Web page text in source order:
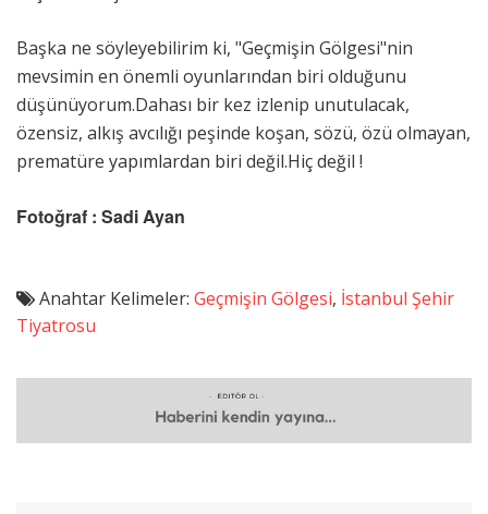
Başka ne söyleyebilirim ki, "Geçmişin Gölgesi"nin
mevsimin en önemli oyunlarından biri olduğunu
düşünüyorum.Dahası bir kez izlenip unutulacak,
özensiz, alkış avcılığı peşinde koşan, sözü, özü olmayan,
prematüre yapımlardan biri değil.Hiç değil !
Fotoğraf : Sadi Ayan
Anahtar Kelimeler: Geçmişin Gölgesi, İstanbul Şehir
Tiyatrosu